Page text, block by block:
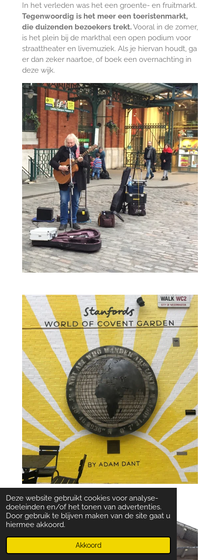
Deze website gebruikt cookies voor analyse-
doeleinden en/of het tonen van advertenties.
Door gebruik te blijven maken van de site gaat u
hiermee akkoord.
Akkoord
In het verleden was het een groente- en fruitmarkt.
Tegenwoordig is het meer een toeristenmarkt,
die duizenden bezoekers trekt.Vooral in de zomer,
is het plein bij de markthal een open podium voor
straattheater en livemuziek. Als je hiervan houdt, ga
er dan zeker naartoe, of boek een overnachting in
deze wijk.